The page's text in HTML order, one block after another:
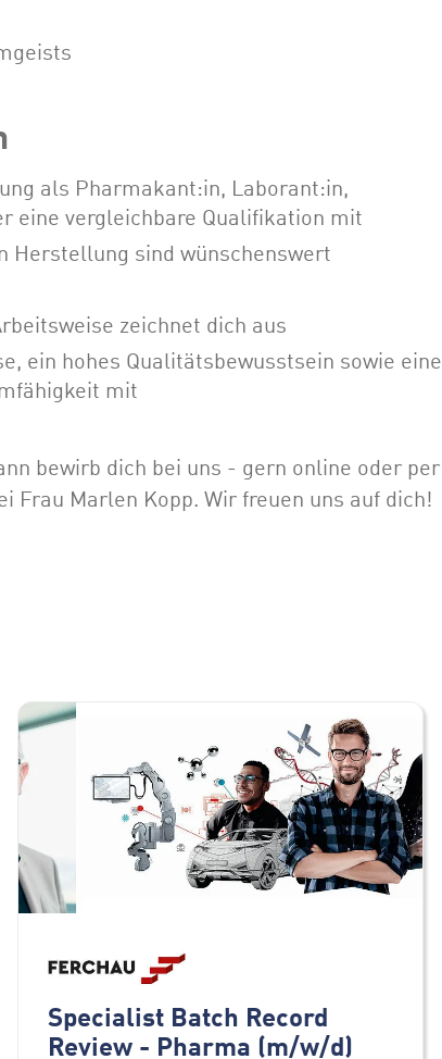
als Pharmakant:in, Laborant:in,
eine vergleichbare Qualifikation mit
Herstellung sind wünschenswert
zeichnet dich aus
ein hohes Qualitätsbewusstsein sowie eine
mit
bewirb dich bei uns - gern online oder per
Frau Marlen Kopp. Wir freuen uns auf dich!
Specialist Batch Record
Review - Pharma (m/w/d)